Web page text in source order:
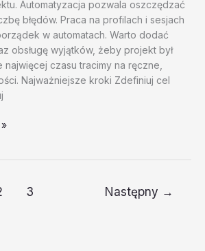
Automatyzacja pozwala oszczędzać
błędów. Praca na profilach i sesjach
w automatach. Warto dodać
obsługę wyjątków, żeby projekt był
najwięcej czasu tracimy na ręczne,
Najważniejsze kroki Zdefiniuj cel
3 Następny →